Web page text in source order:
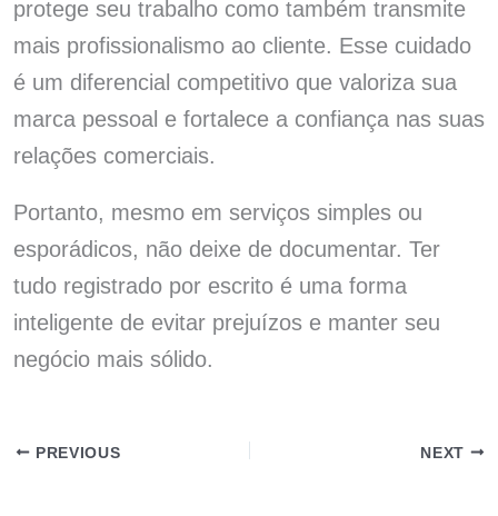
protege seu trabalho como também transmite
mais profissionalismo ao cliente. Esse cuidado
é um diferencial competitivo que valoriza sua
marca pessoal e fortalece a confiança nas suas
relações comerciais.
Portanto, mesmo em serviços simples ou
esporádicos, não deixe de documentar. Ter
tudo registrado por escrito é uma forma
inteligente de evitar prejuízos e manter seu
negócio mais sólido.
PREVIOUS NEXT